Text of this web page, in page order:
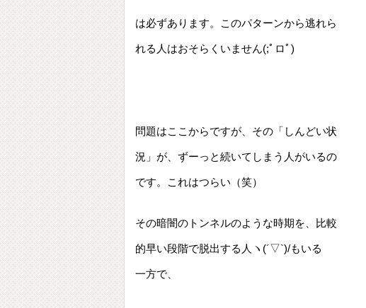
は必ずあります。このパターンから逃れら
れる人はおそらくいません(;ﾟロﾟ)
問題はここからですが、その「しんどい状
況」が、ずーっと続いてしまう人がいるの
です。これはつらい（笑）
その暗闇のトンネルのような時期を、比較
的早い段階で脱出する人ヽ(´▽`)/もいる
一方で、